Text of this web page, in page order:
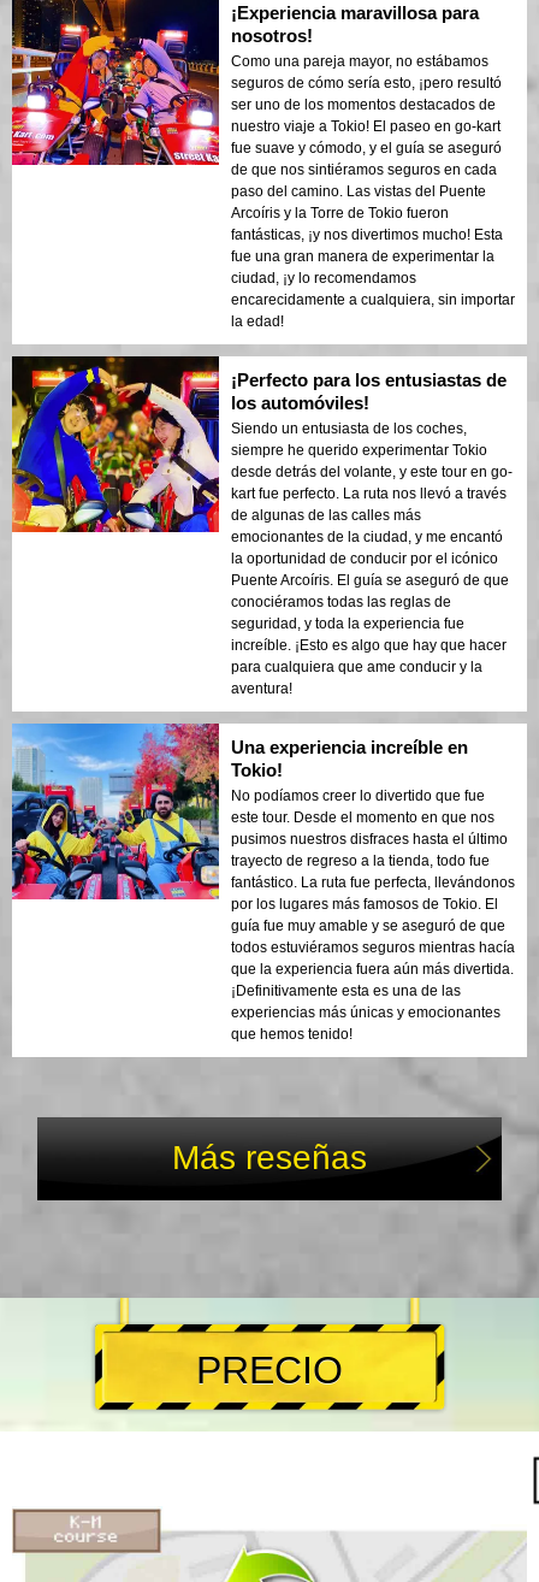
¡Experiencia maravillosa para
nosotros!
Como una pareja mayor, no estábamos
seguros de cómo sería esto, ¡pero resultó
ser uno de los momentos destacados de
nuestro viaje a Tokio! El paseo en go-kart
fue suave y cómodo, y el guía se aseguró
de que nos sintiéramos seguros en cada
paso del camino. Las vistas del Puente
Arcoíris y la Torre de Tokio fueron
fantásticas, ¡y nos divertimos mucho! Esta
fue una gran manera de experimentar la
ciudad, ¡y lo recomendamos
encarecidamente a cualquiera, sin importar
la edad!
¡Perfecto para los entusiastas de
los automóviles!
Siendo un entusiasta de los coches,
siempre he querido experimentar Tokio
desde detrás del volante, y este tour en go-
kart fue perfecto. La ruta nos llevó a través
de algunas de las calles más
emocionantes de la ciudad, y me encantó
la oportunidad de conducir por el icónico
Puente Arcoíris. El guía se aseguró de que
conociéramos todas las reglas de
seguridad, y toda la experiencia fue
increíble. ¡Esto es algo que hay que hacer
para cualquiera que ame conducir y la
aventura!
Una experiencia increíble en
Tokio!
No podíamos creer lo divertido que fue
este tour. Desde el momento en que nos
pusimos nuestros disfraces hasta el último
trayecto de regreso a la tienda, todo fue
fantástico. La ruta fue perfecta, llevándonos
por los lugares más famosos de Tokio. El
guía fue muy amable y se aseguró de que
todos estuviéramos seguros mientras hacía
que la experiencia fuera aún más divertida.
¡Definitivamente esta es una de las
experiencias más únicas y emocionantes
que hemos tenido!
Más reseñas
PRECIO